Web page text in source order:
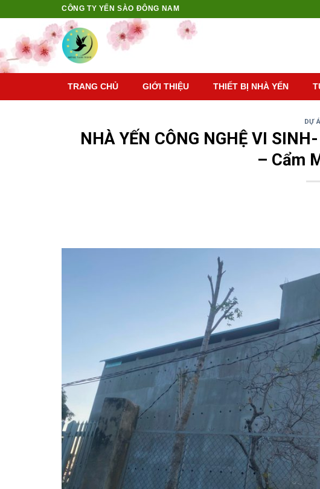
content
CÔNG TY YẾN SÀO ĐÔNG NAM
TRANG CHỦ GIỚI THIỆU THIẾT BỊ NHÀ YẾN
DỰ
NHÀ YẾN CÔNG NGHỆ VI
– Cẩm